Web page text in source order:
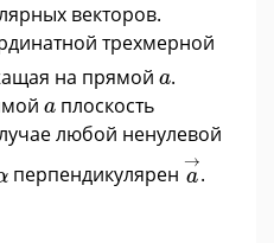
векторов.
трехмерной
на прямой a
a.
a
a плоскость
любой ненулевой
перпендикулярен
→
a
a→
.